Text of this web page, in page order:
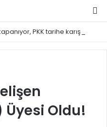
Oldu!